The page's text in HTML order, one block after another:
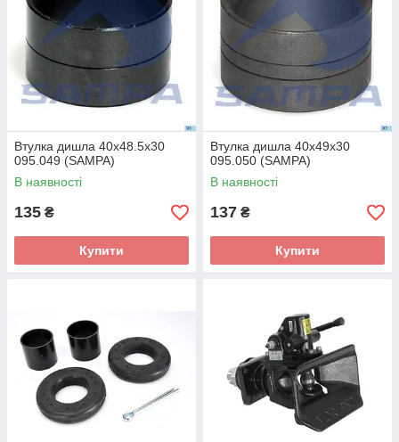
Втулка дишла 40х48.5х30
095.049 (SAMPA)
В наявності
135 ₴
Купити
Втулка дишла 40х49х30
095.050 (SAMPA)
В наявності
137 ₴
Купити